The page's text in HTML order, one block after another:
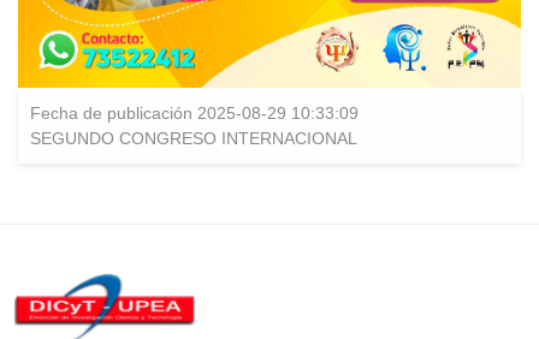
Fecha de publicación 2025-08-29 10:33:09
SEGUNDO CONGRESO INTERNACIONAL